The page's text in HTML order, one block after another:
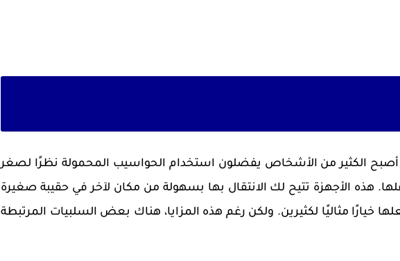
أصبح الكثير من الأشخاص يفضلون استخدام الحواسيب المحمولة نظرًا لصغر
هذه الأجهزة تتيح لك الانتقال بها بسهولة من مكان لآخر في حقيبة صغيرة
خيارًا مثاليًا لكثيرين. ولكن رغم هذه المزايا، هناك بعض السلبيات المرتبطة